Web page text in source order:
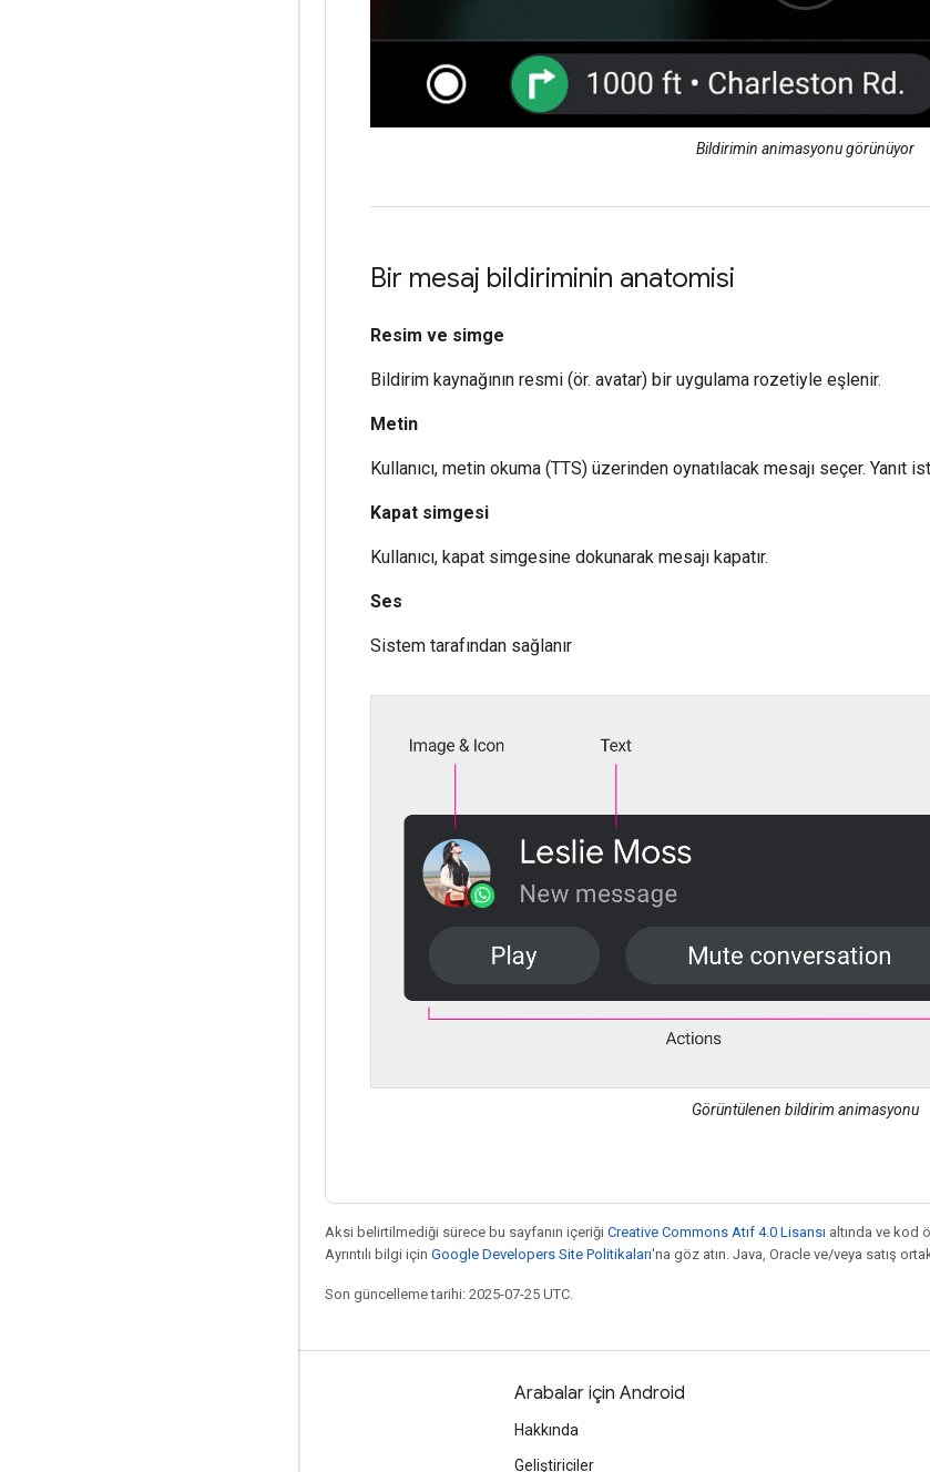
Bildirimin animasyonu görünüyor
Bir mesaj bildiriminin anatomisi
Resim ve simge
Bildirim kaynağının resmi (ör. avatar) bir uygulama rozetiyle eşlenir.
Metin
Kullanıcı, metin okuma (TTS) üzerinden oynatılacak mesajı seçer. Yanıt
Kapat simgesi
Kullanıcı, kapat simgesine dokunarak mesajı kapatır.
Ses
Sistem tarafından sağlanır
Görüntülenen bildirim animasyonu
Aksi belirtilmediği sürece bu sayfanın içeriği Creative Commons Atıf 4.0 Lisansı altında ve kod
Ayrıntılı bilgi için Google Developers Site Politikaları'na göz atın. Java, Oracle ve/veya satış
Son güncelleme tarihi: 2025-07-25 UTC.
Arabalar için Android
Hakkında
Geliştiriciler